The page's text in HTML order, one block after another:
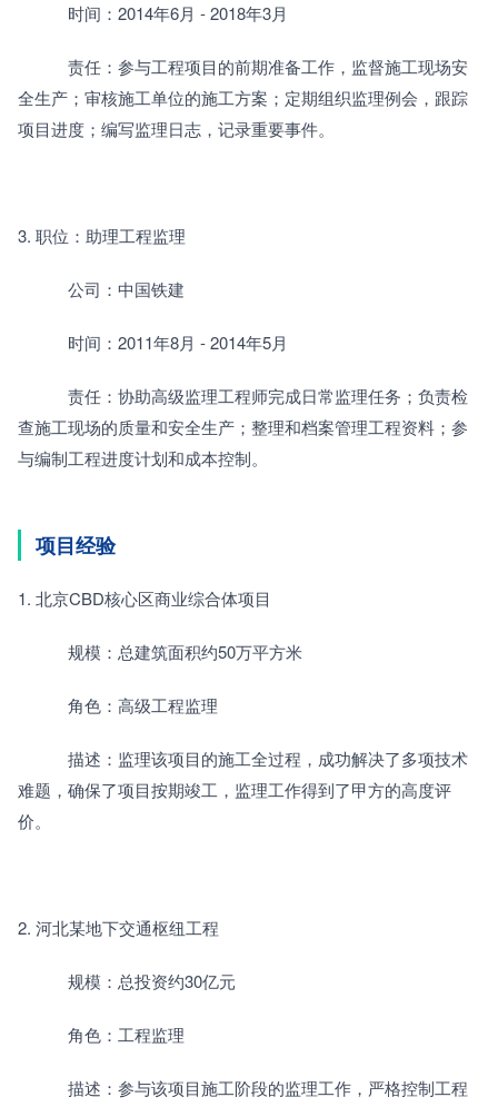
时间：2014年6月 - 2018年3月
责任：参与工程项目的前期准备工作，监督施工现场安
全生产；审核施工单位的施工方案；定期组织监理例会，跟踪
项目进度；编写监理日志，记录重要事件。
3. 职位：助理工程监理
公司：中国铁建
时间：2011年8月 - 2014年5月
责任：协助高级监理工程师完成日常监理任务；负责检
查施工现场的质量和安全生产；整理和档案管理工程资料；参
与编制工程进度计划和成本控制。
项目经验
1. 北京CBD核心区商业综合体项目
规模：总建筑面积约50万平方米
角色：高级工程监理
描述：监理该项目的施工全过程，成功解决了多项技术
难题，确保了项目按期竣工，监理工作得到了甲方的高度评
价。
2. 河北某地下交通枢纽工程
规模：总投资约30亿元
角色：工程监理
描述：参与该项目施工阶段的监理工作，严格控制工程